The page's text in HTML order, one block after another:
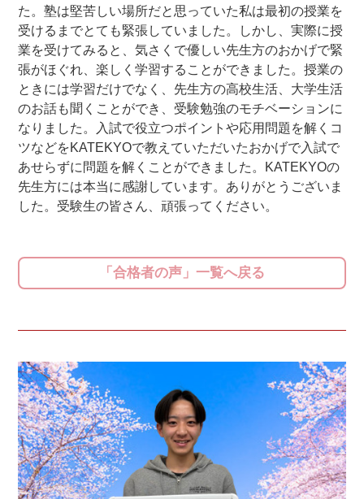
た。塾は堅苦しい場所だと思っていた私は最初の授業を
受けるまでとても緊張していました。しかし、実際に授
業を受けてみると、気さくで優しい先生方のおかげで緊
張がほぐれ、楽しく学習することができました。授業の
ときには学習だけでなく、先生方の高校生活、大学生活
のお話も聞くことができ、受験勉強のモチベーションに
なりました。入試で役立つポイントや応用問題を解くコ
ツなどをKATEKYOで教えていただいたおかげで入試で
あせらずに問題を解くことができました。KATEKYOの
先生方には本当に感謝しています。ありがとうございま
した。受験生の皆さん、頑張ってください。
「合格者の声」一覧へ戻る